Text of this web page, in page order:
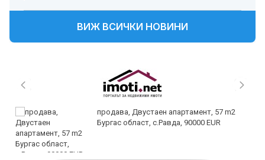
ВИЖ ВСИЧКИ НОВИНИ
продава, Двустаен апартамент, 57 m2
Бургас област, с.Равда, 90000 EUR